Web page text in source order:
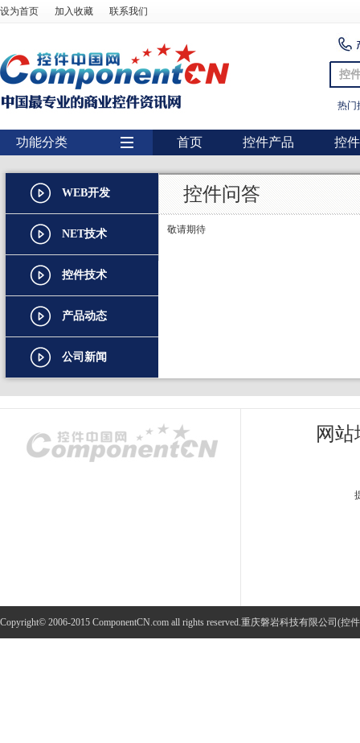
设为首页 加入收藏 联系我们
控
热门
功能分类
用户界面
报表
图表
图形图像处理
扫描识别
数据库
条形码
项目管理与业务逻辑
其它
首页 控件产品 控
WEB开发
NET技术
控件技术
产品动态
公司新闻
控件问答
敬请期待
网
Copyright© 2006-2015 ComponentCN.com all rights reserved.重庆磐岩科技有限公司(